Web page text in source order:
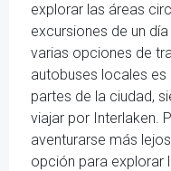
explorar las áreas
excursiones de un
varias opciones de
autobuses locales
partes de la ciudad,
viajar por Interlaken.
aventurarse más
opción para explorar